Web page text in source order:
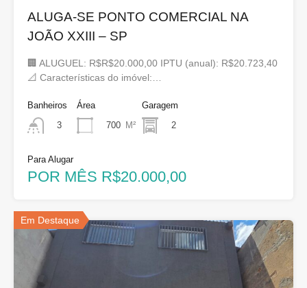
ALUGA-SE PONTO COMERCIAL NA
JOÃO XXIII – SP
🏢 ALUGUEL: R$R$20.000,00 IPTU (anual): R$20.723,40
📐 Características do imóvel:…
Banheiros
3
Área
700 M²
Garagem
2
Para Alugar
POR MÊS R$20.000,00
Em Destaque